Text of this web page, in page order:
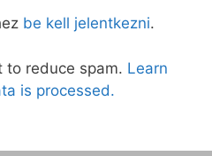
be kell jelentkezni.
to reduce spam. Learn
is processed.